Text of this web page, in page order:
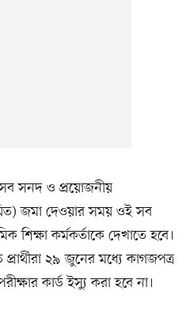
সব সনদ ও প্রয়োজনীয়
জমা দেওয়ার সময় ওই সব
শিক্ষা কর্মকর্তাকে দেখাতে হবে।
২৯ জুনের মধ্যে কাগজপত্র
কার্ড ইস্যু করা হবে না।